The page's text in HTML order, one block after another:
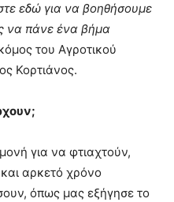
εδώ για να βοηθήσουμε
να πάνε ένα βήμα
του Αγροτικού
Κορτιάνος.
για να φτιαχτούν,
αρκετό χρόνο
όπως μας εξήγησε το